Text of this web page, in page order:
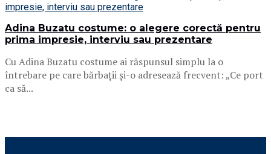
Adina Buzatu costume: o alegere corectă pentru
prima impresie, interviu sau prezentare
Cu Adina Buzatu costume ai răspunsul simplu la o
întrebare pe care bărbații și-o adresează frecvent: „Ce port
ca să...